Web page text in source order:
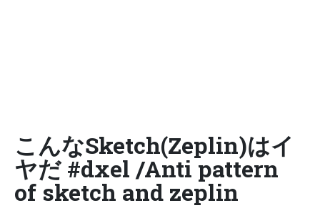
こんなSketch(Zeplin)はイ
ヤだ #dxel /Anti pattern
of sketch and zeplin